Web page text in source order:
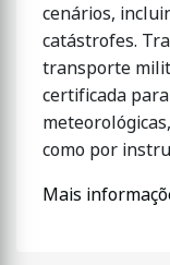
cenários,
catástrofes.
transporte
certificada
como por
Mais